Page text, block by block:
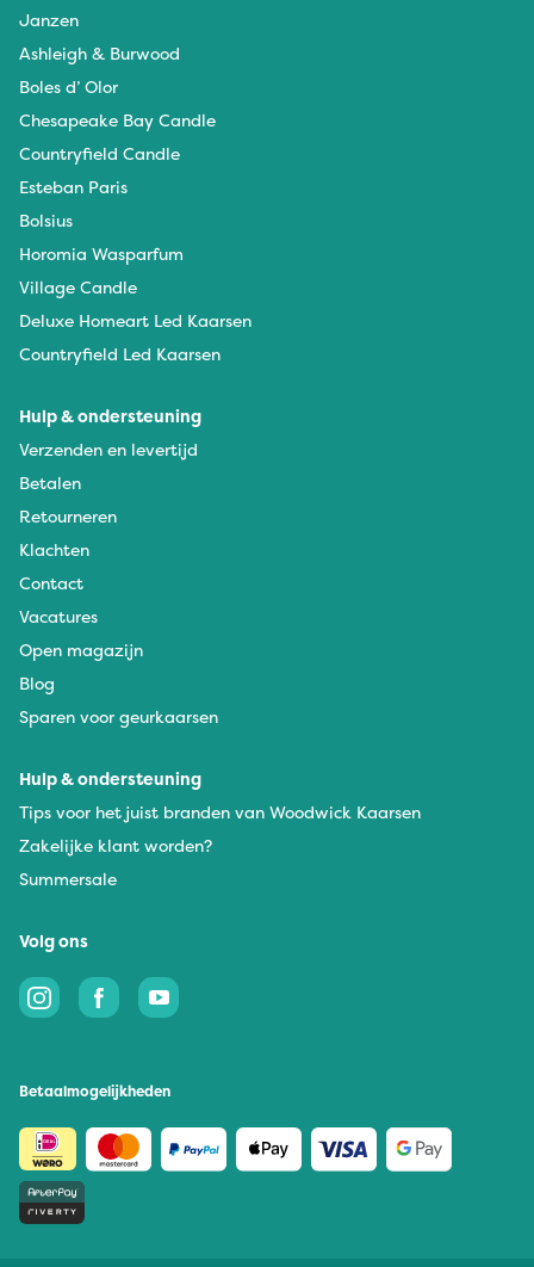
Janzen
Ashleigh & Burwood
Boles d’ Olor
Chesapeake Bay Candle
Countryfield Candle
Esteban Paris
Bolsius
Horomia Wasparfum
Village Candle
Deluxe Homeart Led Kaarsen
Countryfield Led Kaarsen
Hulp & ondersteuning
Verzenden en levertijd
Betalen
Retourneren
Klachten
Contact
Vacatures
Open magazijn
Blog
Sparen voor geurkaarsen
Hulp & ondersteuning
Tips voor het juist branden van Woodwick Kaarsen
Zakelijke klant worden?
Summersale
Volg ons
Betaalmogelijkheden